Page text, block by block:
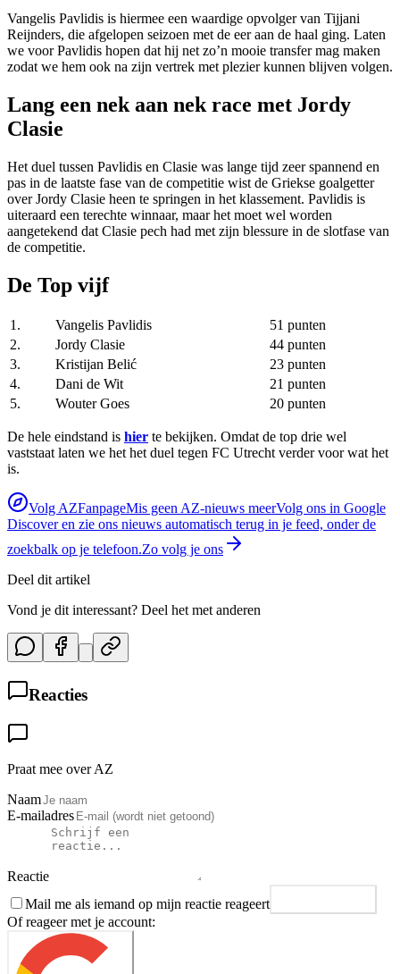
Vangelis Pavlidis is hiermee een waardige opvolger van Tijjani
Reijnders, die afgelopen seizoen met de eer aan de haal ging. Laten
we voor Pavlidis hopen dat hij net zo’n mooie transfer mag maken
zodat we hem ook na zijn vertrek met plezier kunnen blijven volgen.
Lang een nek aan nek race met Jordy
Clasie
Het duel tussen Pavlidis en Clasie was lange tijd zeer spannend en
pas in de laatste fase van de competitie wist de Griekse goalgetter
over Jordy Clasie heen te springen in het klassement. Pavlidis is
uiteraard een terechte winnaar, maar het moet wel worden
aangetekend dat Clasie pech had met zijn blessure in de slotfase van
de competitie.
De Top vijf
1. Vangelis Pavlidis
51 punten
2.
Jordy Clasie
44 punten
3.
Kristijan Belić
23 punten
4.
Dani de Wit
21 punten
5.
Wouter Goes 20 punten
De hele eindstand is hier te bekijken. Omdat de top drie wel
vaststaat laten we het het duel tegen FC Utrecht verder voor wat het
is.
Volg AZFanpageMis geen AZ-nieuws meerVolg ons in Google
Discover en zie ons nieuws automatisch terug in je feed, onder de
zoekbalk op je telefoon.Zo volg je ons
Deel dit artikel
Vond je dit interessant? Deel het met anderen
Reacties
Praat mee over AZ
Naam
E-mailadres
Reactie
Mail me als iemand op mijn reactie reageert
Of reageer met je account: